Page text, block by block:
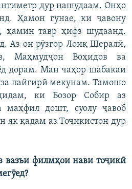
дур нашудаам. Онҳо
Ҳамон гунае, ки ҷавону
ҳамин тавр ҳифз шудаанд.
Аз он рӯзгор Лоиқ Шералӣ,
Маҳмудҷон Воҳидов ва
дорам. Ман чаҳор шабакаи
пайгирӣ мекунам. Тамошо
ки Бозор Собир аз
маҳфил дошт, суолу ҷавоб
қадам аз Тоҷикистон дур
вазъи филмҳои нави тоҷикӣ